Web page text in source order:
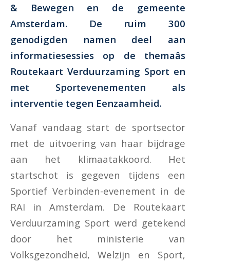
& Bewegen en de gemeente
Amsterdam. De ruim 300
genodigden namen deel aan
informatiesessies op de themaâs
Routekaart Verduurzaming Sport en
met Sportevenementen als
interventie tegen Eenzaamheid.
Vanaf vandaag start de sportsector
met de uitvoering van haar bijdrage
aan het klimaatakkoord. Het
startschot is gegeven tijdens een
Sportief Verbinden-evenement in de
RAI in Amsterdam. De Routekaart
Verduurzaming Sport werd getekend
door het ministerie van
Volksgezondheid, Welzijn en Sport,